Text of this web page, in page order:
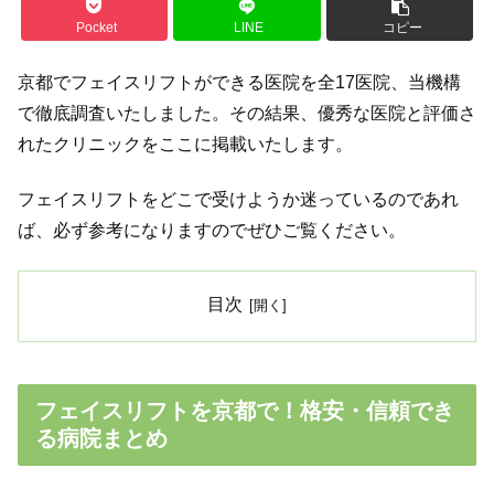
Pocket LINE コピー
京都でフェイスリフトができる医院を全17医院、当機構
で徹底調査いたしました。その結果、優秀な医院と評価さ
れたクリニックをここに掲載いたします。
フェイスリフトをどこで受けようか迷っているのであれ
ば、必ず参考になりますのでぜひご覧ください。
目次
フェイスリフトを京都で！格安・信頼でき
る病院まとめ